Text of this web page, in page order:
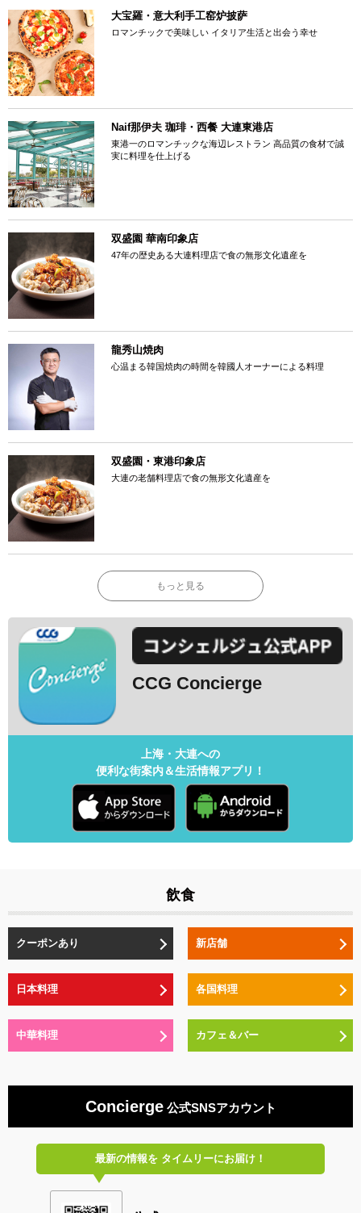
大宝羅・意大利手工窑炉披萨
ロマンチックで美味しい イタリア生活と出会う幸せ
Naif那伊夫 珈琲・西餐 大連東港店
東港一のロマンチックな海辺レストラン 高品質の食材で誠
実に料理を仕上げる
双盛園 華南印象店
47年の歴史ある大連料理店で食の無形文化遺産を
龍秀山焼肉
心温まる韓国焼肉の時間を韓國人オーナーによる料理
双盛園・東港印象店
大連の老舗料理店で食の無形文化遺産を
もっと見る
CCG Concierge
上海・大連への
便利な街案内＆生活情報アプリ！
飲食
クーポンあり 新店舗
日本料理 各国料理
中華料理 カフェ＆バー
Concierge公式SNSアカウント
最新の情報をタイムリーにお届け！